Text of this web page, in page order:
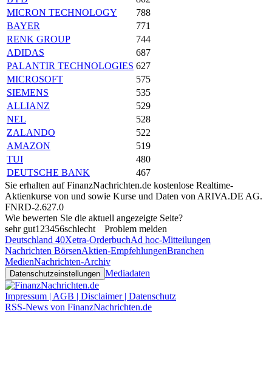
MICRON TECHNOLOGY
788
BAYER
771
RENK GROUP
744
ADIDAS
687
PALANTIR TECHNOLOGIES 627
MICROSOFT
575
SIEMENS
535
ALLIANZ
529
NEL
528
ZALANDO
522
AMAZON
519
TUI
480
DEUTSCHE BANK
467
Sie erhalten auf FinanzNachrichten.de kostenlose Realtime-
Aktienkurse von und sowie Kurse und Daten von ARIVA.DE AG.
FNRD-2.627.0
Wie bewerten Sie die aktuell angezeigte Seite?
sehr gut1 23456schlecht
Problem melden
Deutschland 40Xetra-OrderbuchAd hoc-Mitteilungen
Nachrichten BörsenAktien-EmpfehlungenBranchen
MedienNachrichten-Archiv
Datenschutzeinstellungen Mediadaten
Impressum | AGB | Disclaimer | Datenschutz
RSS-News von FinanzNachrichten.de